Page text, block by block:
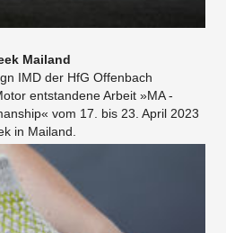
Mailand
IMD der HfG Offenbach
entstandene Arbeit »MA -
vom 17. bis 23. April 2023
in Mailand.